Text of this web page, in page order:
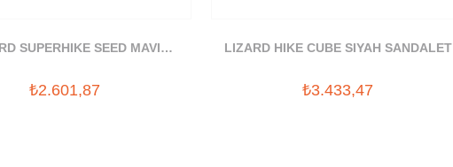
SUPERHIKE SEED MAVI
₺2.601,87
LIZARD HIKE CUBE SIYAH SANDALET
₺3.433,47